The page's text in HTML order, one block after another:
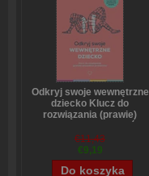
Odkryj swoje wewnętrzne
dziecko Klucz do
rozwiązania (prawie)
Stefanie Stahl
€11,43
€9,19